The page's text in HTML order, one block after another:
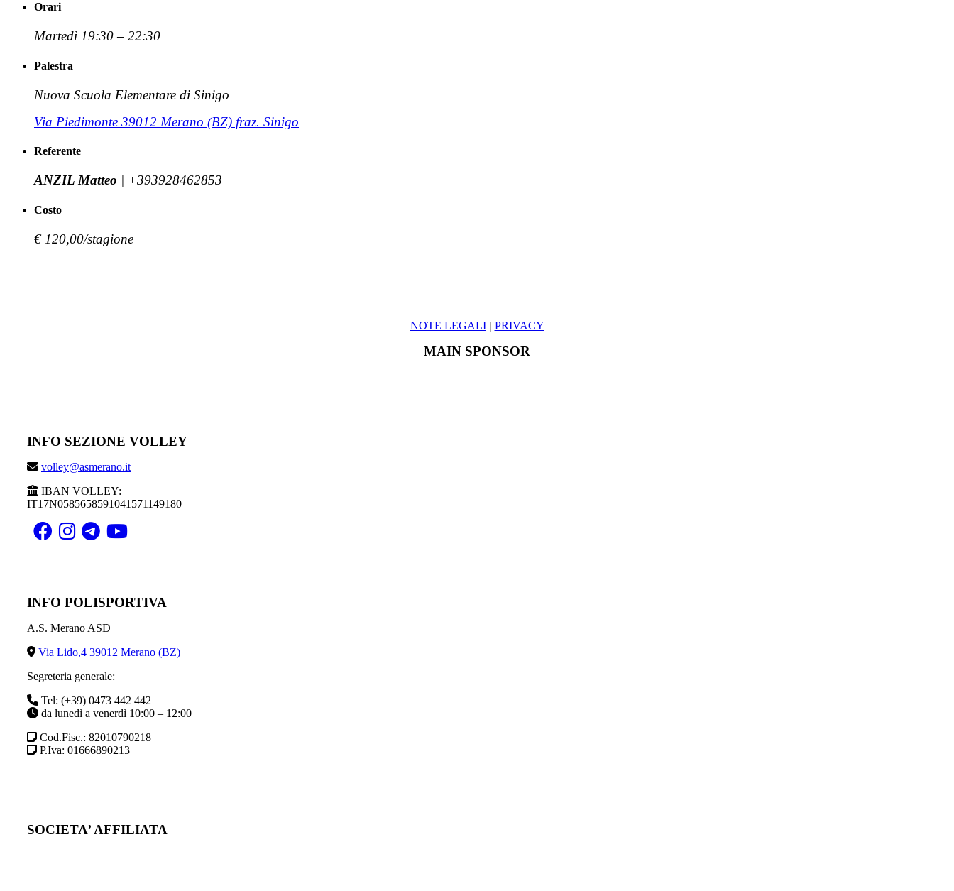
Orari
Martedì 19:30 – 22:30
Palestra
Nuova Scuola Elementare di Sinigo
Via Piedimonte 39012 Merano (BZ) fraz. Sinigo
Referente
ANZIL Matteo | +393928462853
Costo
€ 120,00/stagione
NOTE LEGALI | PRIVACY
MAIN SPONSOR
INFO SEZIONE VOLLEY
volley@asmerano.it
IBAN VOLLEY:
IT17N0585658591041571149180
INFO POLISPORTIVA
A.S. Merano ASD
Via Lido,4 39012 Merano (BZ)
Segreteria generale:
Tel: (+39) 0473 442 442
da lunedì a venerdì 10:00 – 12:00
Cod.Fisc.: 82010790218
P.Iva: 01666890213
SOCIETA’ AFFILIATA